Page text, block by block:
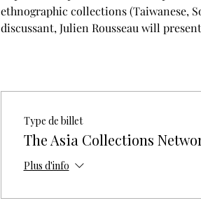
ethnographic collections (Taiwanese,
discussant, Julien Rousseau will
Type de billet
The Asia Collections
Plus d'info